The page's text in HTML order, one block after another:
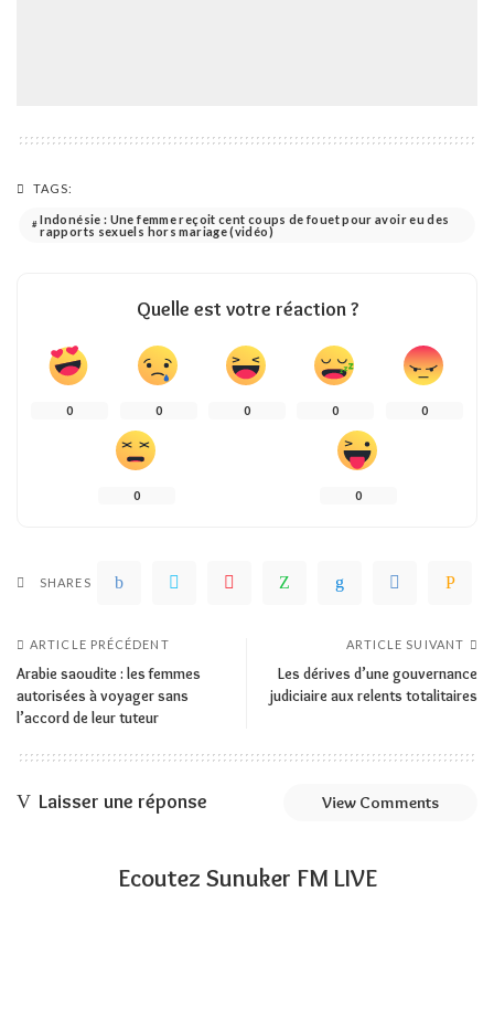
TAGS:
Indonésie : Une femme reçoit cent coups de fouet pour avoir eu des
rapports sexuels hors mariage (vidéo)
Quelle est votre réaction ?
0 0 0 0 0
0 0
SHARES
ARTICLE PRÉCÉDENT
Arabie saoudite : les femmes
autorisées à voyager sans
l’accord de leur tuteur
ARTICLE SUIVANT
Les dérives d’une gouvernance
judiciaire aux relents totalitaires
Laisser une réponse View Comments
Ecoutez Sunuker FM LIVE